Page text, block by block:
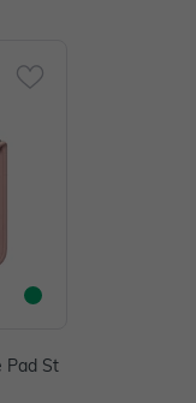
Pad St